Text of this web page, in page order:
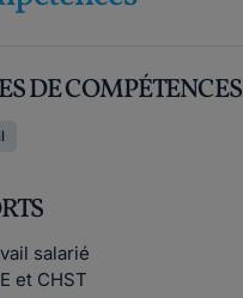
DE COMPÉTENCES
salarié
et CHST